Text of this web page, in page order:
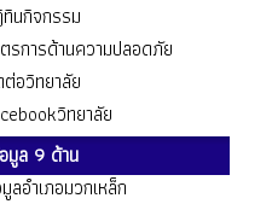
นกิจกรรม
รการด้านความปลอดภัย
อวิทยาลัย
วิทยาลัย
มูล 9 ด้าน
ลอำเภอมวกเหล็ก